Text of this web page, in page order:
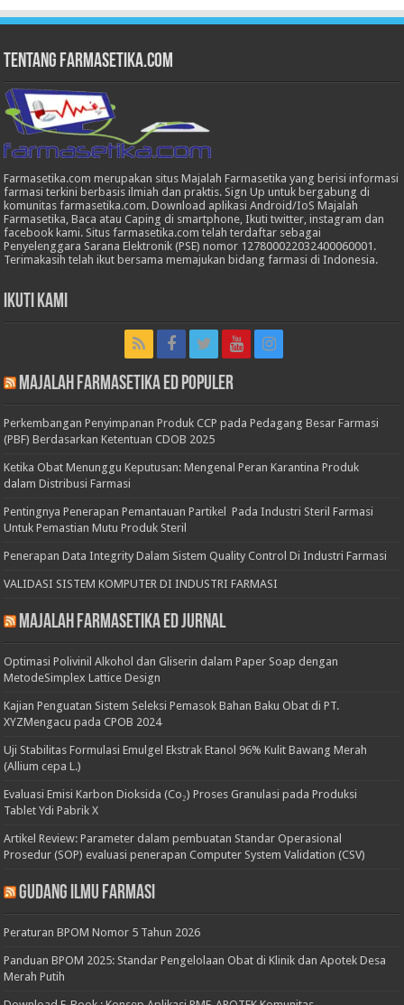
Tentang Farmasetika.com
Farmasetika.com merupakan situs Majalah Farmasetika yang berisi informasi
farmasi terkini berbasis ilmiah dan praktis. Sign Up untuk bergabung di
komunitas farmasetika.com. Download aplikasi Android/IoS Majalah
Farmasetika, Baca atau Caping di smartphone, Ikuti twitter, instagram dan
facebook kami. Situs farmasetika.com telah terdaftar sebagai
Penyelenggara Sarana Elektronik (PSE) nomor 127800022032400060001.
Terimakasih telah ikut bersama memajukan bidang farmasi di Indonesia.
Ikuti Kami
Majalah Farmasetika Ed Populer
Perkembangan Penyimpanan Produk CCP pada Pedagang Besar Farmasi
(PBF) Berdasarkan Ketentuan CDOB 2025
Ketika Obat Menunggu Keputusan: Mengenal Peran Karantina Produk
dalam Distribusi Farmasi
Pentingnya Penerapan Pemantauan Partikel Pada Industri Steril Farmasi
Untuk Pemastian Mutu Produk Steril
Penerapan Data Integrity Dalam Sistem Quality Control Di Industri Farmasi
VALIDASI SISTEM KOMPUTER DI INDUSTRI FARMASI
Majalah Farmasetika Ed Jurnal
Optimasi Polivinil Alkohol dan Gliserin dalam Paper Soap dengan
MetodeSimplex Lattice Design
Kajian Penguatan Sistem Seleksi Pemasok Bahan Baku Obat di PT.
XYZMengacu pada CPOB 2024
Uji Stabilitas Formulasi Emulgel Ekstrak Etanol 96% Kulit Bawang Merah
(Allium cepa L.)
Evaluasi Emisi Karbon Dioksida (Co₂) Proses Granulasi pada Produksi
Tablet Ydi Pabrik X
Artikel Review: Parameter dalam pembuatan Standar Operasional
Prosedur (SOP) evaluasi penerapan Computer System Validation (CSV)
Gudang Ilmu Farmasi
Peraturan BPOM Nomor 5 Tahun 2026
Panduan BPOM 2025: Standar Pengelolaan Obat di Klinik dan Apotek Desa
Merah Putih